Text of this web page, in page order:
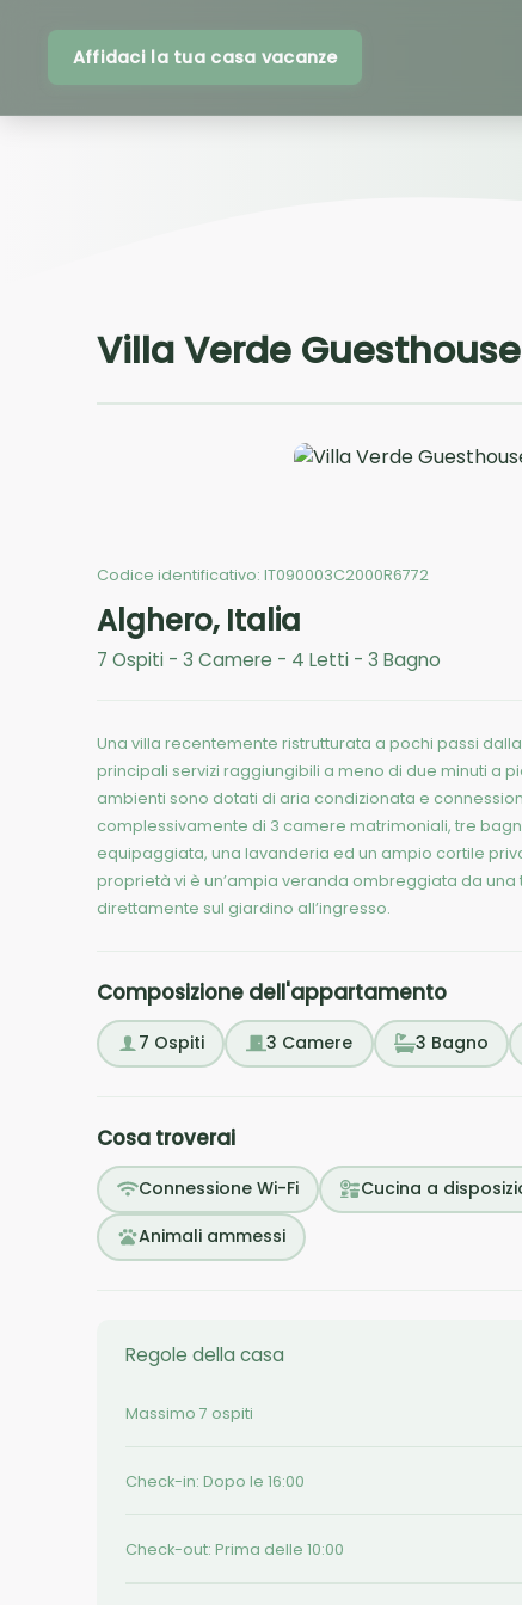
Affidaci la tua casa vacanze
Villa Verde Guesthouse
Codice identificativo: IT090003C2000R6772
Alghero, Italia
7 Ospiti - 3 Camere - 4 Letti - 3 Bagno
Una villa recentemente ristrutturata a pochi passi
principali servizi raggiungibili a meno di due minuti a
ambienti sono dotati di aria condizionata e
complessivamente di 3 camere matrimoniali, tre
equipaggiata, una lavanderia ed un ampio cortile
proprietà vi è un’ampia veranda ombreggiata da
direttamente sul giardino all’ingresso.
Composizione dell'appartamento
7 Ospiti 3 Camere 3 Bagno
Cosa troverai
Connessione Wi-Fi Cucina a
Animali ammessi
Regole della casa
Massimo 7 ospiti
Check-in: Dopo le 16:00
Check-out: Prima delle 10:00